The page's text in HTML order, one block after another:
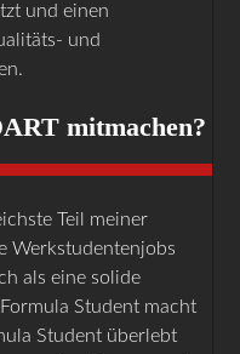
und einen
und
mitmachen?
Teil meiner
Werkstudentenjobs
als eine solide
Student macht
Student überlebt